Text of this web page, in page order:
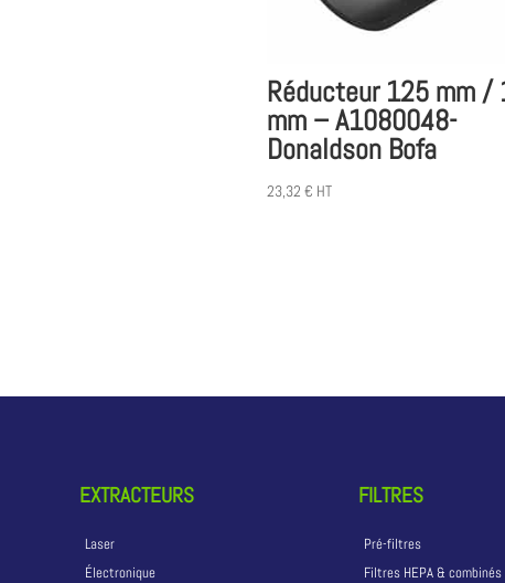
Réducteur 125 mm /
mm – A1080048-
Donaldson Bofa
23,32 € HT
EXTRACTEURS
Laser
Électronique
FILTRES
Pré-filtres
Filtres HEPA & combinés